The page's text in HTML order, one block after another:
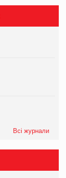
Всі журнали